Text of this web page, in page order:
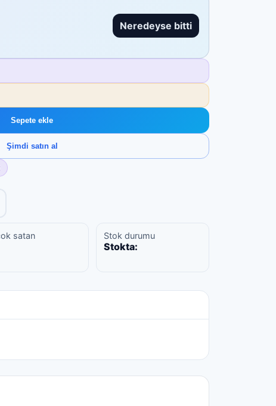
Neredeyse bitti
Sepete ekle
Şimdi satın al
satan Stok durumu
Stokta: